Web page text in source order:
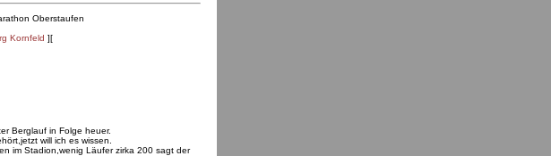
Oberstaufen
Kornfeld ][
Berglauf in Folge heuer.
will ich es wissen.
im Stadion,wenig Läufer zirka 200 sagt der